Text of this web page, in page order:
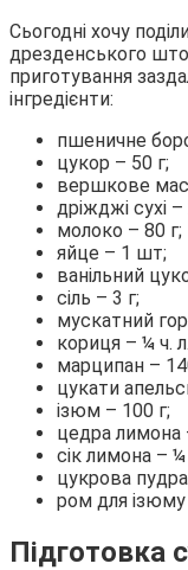
Сьогодні хочу
дрезденського
приготування
інгредієнти:
пшеничне
цукор – 50 г;
вершкове
дріжджі сухі
молоко – 80 г;
яйце – 1 шт;
ванільний
сіль – 3 г;
мускатний
кориця – ¼ ч.
марципан –
цукати
ізюм – 100 г;
цедра
сік лимона –
цукрова
ром для ізюму
Підготовка